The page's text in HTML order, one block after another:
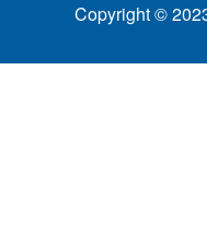
Copyright ©